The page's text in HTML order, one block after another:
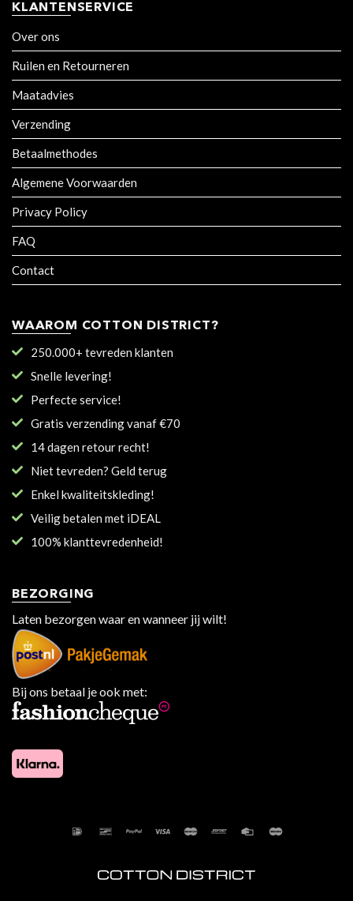
KLANTENSERVICE
Over ons
Ruilen en Retourneren
Maatadvies
Verzending
Betaalmethodes
Algemene Voorwaarden
Privacy Policy
FAQ
Contact
WAAROM COTTON DISTRICT?
250.000+ tevreden klanten
Snelle levering!
Perfecte service!
Gratis verzending vanaf €70
14 dagen retour recht!
Niet tevreden? Geld terug
Enkel kwaliteitskleding!
Veilig betalen met iDEAL
100% klanttevredenheid!
BEZORGING
Laten bezorgen waar en wanneer jij wilt!
Bij ons betaal je ook met: